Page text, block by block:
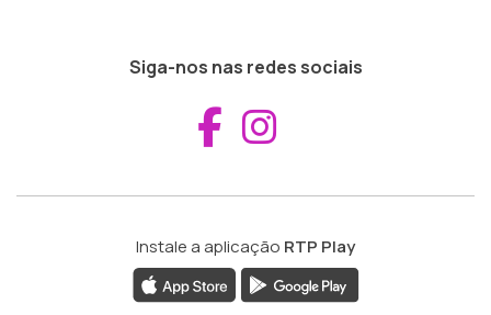
Siga-nos nas redes sociais
Aceder ao
Instale a aplicação RTP Play